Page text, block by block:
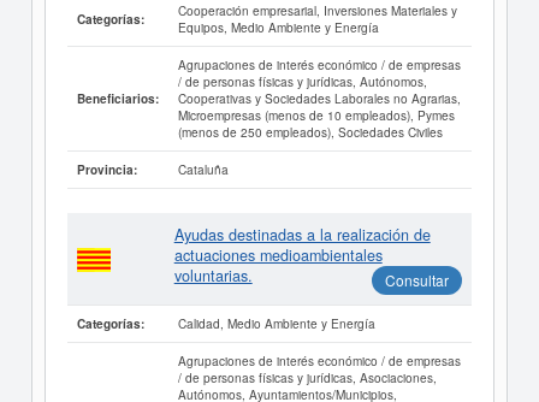
Categorías:
Cooperación empresarial, Inversiones Materiales y
Equipos, Medio Ambiente y Energía
Beneficiarios:
Agrupaciones de interés económico / de empresas
/ de personas físicas y jurídicas, Autónomos,
Cooperativas y Sociedades Laborales no Agrarias,
Microempresas (menos de 10 empleados), Pymes
(menos de 250 empleados), Sociedades Civiles
Provincia: Cataluña
Ayudas destinadas a la realización de
actuaciones medioambientales
voluntarias.
Consultar
Categorías: Calidad, Medio Ambiente y Energía
Agrupaciones de interés económico / de empresas
/ de personas físicas y jurídicas, Asociaciones,
Autónomos, Ayuntamientos/Municipios,